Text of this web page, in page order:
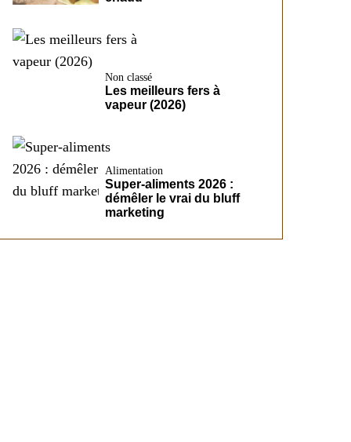
Non classé
Les meilleurs fers à
vapeur (2026)
Alimentation
Super-aliments 2026 :
démêler le vrai du bluff
marketing